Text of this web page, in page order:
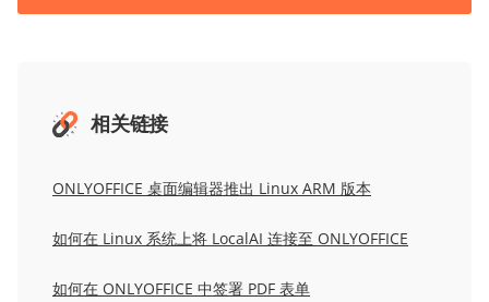
相关链接
ONLYOFFICE 桌面编辑器推出 Linux ARM 版本
如何在 Linux 系统上将 LocalAI 连接至 ONLYOFFICE
如何在 ONLYOFFICE 中签署 PDF 表单